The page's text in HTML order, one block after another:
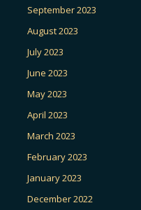
September 2023
August 2023
July 2023
June 2023
May 2023
April 2023
March 2023
February 2023
January 2023
December 2022